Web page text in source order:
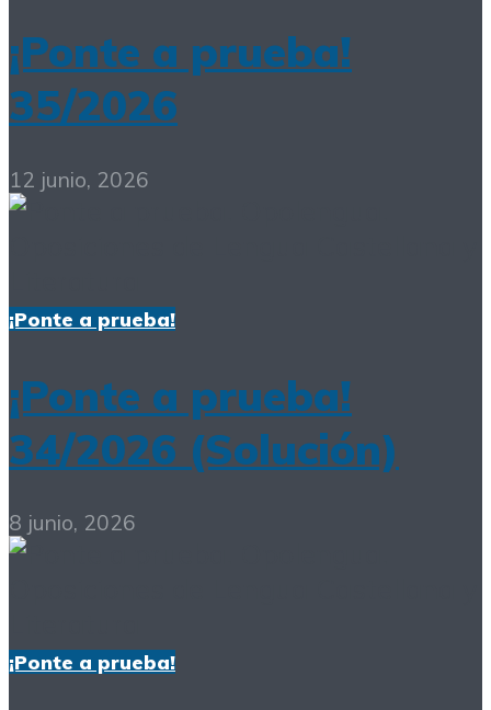
¡Ponte a prueba!
35/2026
12 junio, 2026
¡Ponte a prueba!
¡Ponte a prueba!
34/2026 (Solución)
8 junio, 2026
¡Ponte a prueba!